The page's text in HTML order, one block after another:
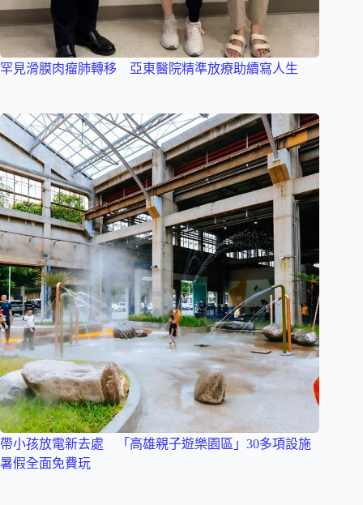
罕見滑膜肉瘤肺轉移 亞東醫院精準放療助續寫人生
帶小孩放電新去處 「高雄親子遊樂園區」30多項設施
暑假全面免費玩